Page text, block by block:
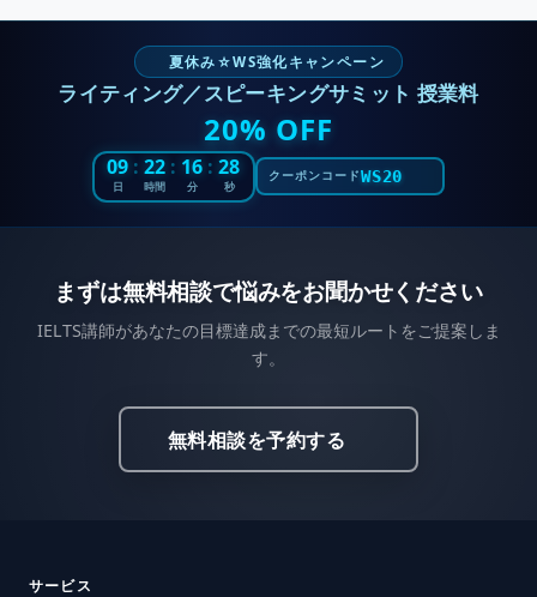
夏休み☆WS強化キャンペーン
ライティング／スピーキングサミット 授業料
20% OFF
09
日
: 22
時間
: 16
分
: 26
秒
クーポンコードWS20
まずは無料相談で悩みをお聞かせください
IELTS講師があなたの目標達成までの最短ルートをご提案しま
す。
無料相談を予約する
サービス